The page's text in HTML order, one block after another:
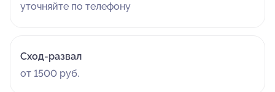
уточняйте по телефону
Сход-развал
от 1500 руб.